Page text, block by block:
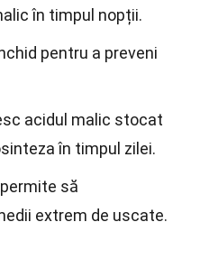
în timpul nopții.
pentru a preveni
acidul malic stocat
în timpul zilei.
să
extrem de uscate.